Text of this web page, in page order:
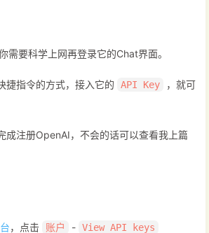
需要科学上网再登录它的Chat界面。
捷指令的方式，接入它的 API Key
，就可
成注册OpenAI，不会的话可以查看我上篇
，点击 账户 - View API keys